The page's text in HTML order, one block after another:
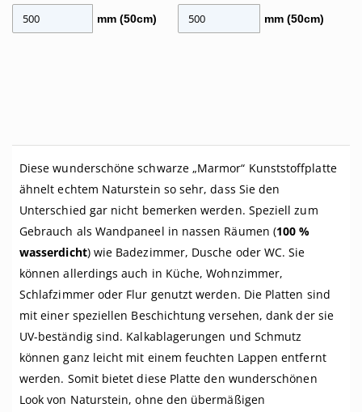
mm (50cm) mm (50cm)
Diese wunderschöne schwarze „Marmor“ Kunststoffplatte
ähnelt echtem Naturstein so sehr, dass Sie den
Unterschied gar nicht bemerken werden. Speziell zum
Gebrauch als Wandpaneel in nassen Räumen (100 %
wasserdicht) wie Badezimmer, Dusche oder WC. Sie
können allerdings auch in Küche, Wohnzimmer,
Schlafzimmer oder Flur genutzt werden. Die Platten sind
mit einer speziellen Beschichtung versehen, dank der sie
UV-beständig sind. Kalkablagerungen und Schmutz
können ganz leicht mit einem feuchten Lappen entfernt
werden. Somit bietet diese Platte den wunderschönen
Look von Naturstein, ohne den übermäßigen